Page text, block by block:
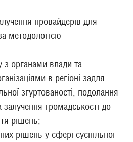
провайдерів для
методологією
з органами влади та
в регіоні задля
згуртованості, подолання
залучення громадськості до
рішень;
рішень у сфері суспільної